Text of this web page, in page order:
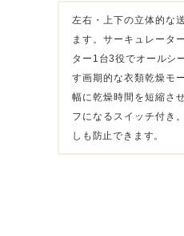
左右・上下の立体的な
ます。サーキュレータ
ター1台3役でオールシ
す画期的な衣類乾燥モ
幅に乾燥時間を短縮さ
フになるスイッチ付き
しも防止できます。